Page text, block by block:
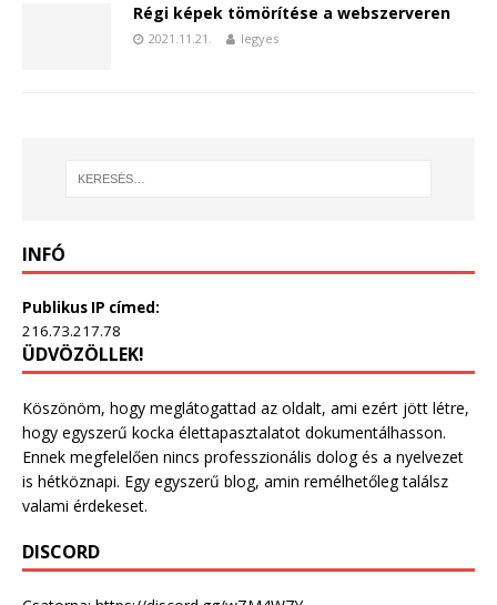
Régi képek tömörítése a webszerveren
2021.11.21. legyes
INFÓ
Publikus IP címed:
216.73.217.78
ÜDVÖZÖLLEK!
Köszönöm, hogy meglátogattad az oldalt, ami ezért jött létre,
hogy egyszerű kocka élettapasztalatot dokumentálhasson.
Ennek megfelelően nincs professzionális dolog és a nyelvezet
is hétköznapi. Egy egyszerű blog, amin remélhetőleg találsz
valami érdekeset.
DISCORD